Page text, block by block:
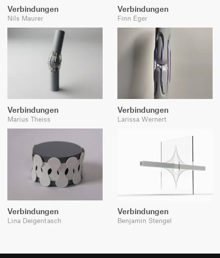
Verbindungen
Nils Maurer
Verbindungen
Finn Eger
Verbindungen
Marius Theiss
Verbindungen
Larissa Wernert
Verbindungen
Lina Deigentasch
Verbindungen
Benjamin Stengel